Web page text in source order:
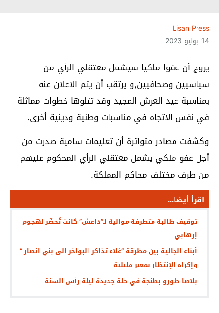
Lisan Press
14 يوليو 2023
يروج أن عفوا ملكيا سيشمل معتقلي الرأي من
سياسيين وصحافيين,و يرتقب أن يتم الاعلان عنه
بمناسبة عيد العرش المجيد وقد تتلوها خطوات مماثلة
في نفس الاتجاه في مناسبات وطنية ودينية أخرى.
وكشفت مصادر متواترة أن تعليمات سامية صدرت من
أجل عفو ملكي يشمل معتقلي الرأي المحكوم عليهم
من طرف مختلف محاكم المملكة.
اقرأ أيضا...
توقيف طالبة متطرفة موالية لـ”داعش” كانت تُحضّر لهجوم
إرهابي
أبناء الجالية بين مطرقة “غلاء تذاكر البواخر الى بني انصار ”
وإكراه الإنتظار بمعبر مليلية
بلاصا طورو بطنجة في حلة جديدة ليلة رأس السنة